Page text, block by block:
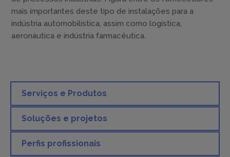
mais importantes deste tipo de instalações para a
indústria automobilística, assim como logística,
aeronáutica e indústria farmacêutica.
Serviços e Produtos
Soluções e projetos
Perfis profissionais